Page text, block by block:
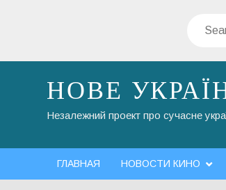
Search
НОВЕ
Незалежний проект про сучасне
ГЛАВНАЯ НОВОСТИ КИНО